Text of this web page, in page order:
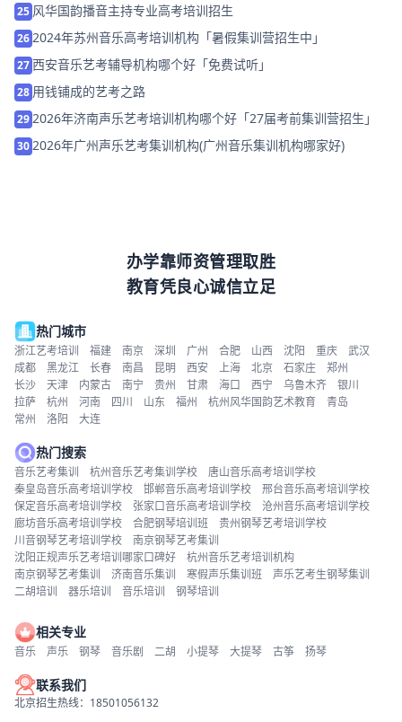
25 风华国韵播音主持专业高考培训招生
26 2024年苏州音乐高考培训机构「暑假集训营招生中」
27西安音乐艺考辅导机构哪个好「免费试听」
28 用钱铺成的艺考之路
29 2026年济南声乐艺考培训机构哪个好「27届考前集训营招生」
30 2026年广州声乐艺考集训机构(广州音乐集训机构哪家好)
办学靠师资管理取胜
教育凭良心诚信立足
热门城市
浙江艺考培训 福建 南京 深圳 广州 合肥 山西 沈阳 重庆
武汉
成都
黑龙江 长春 南昌 昆明 西安 上海 北京 石家庄
郑州
长沙
天津 内蒙古 南宁 贵州 甘肃 海口 西宁 乌鲁木齐
银川
拉萨
杭州 河南 四川 山东 福州 杭州风华国韵艺术教育
青岛
常州
洛阳 大连
热门搜索
音乐艺考集训 杭州音乐艺考集训学校
唐山音乐高考培训学校
秦皇岛音乐高考培训学校
邯郸音乐高考培训学校
邢台音乐高考培训学校
保定音乐高考培训学校
张家口音乐高考培训学校
沧州音乐高考培训学校
廊坊音乐高考培训学校
合肥钢琴培训班
贵州钢琴艺考培训学校
川音钢琴艺考培训学校
南京钢琴艺考集训
沈阳正规声乐艺考培训哪家口碑好
杭州音乐艺考培训机构
南京钢琴艺考集训
济南音乐集训 寒假声乐集训班
声乐艺考生钢琴集训
二胡培训
器乐培训 音乐培训 钢琴培训
相关专业
音乐 声乐 钢琴 音乐剧 二胡 小提琴 大提琴 古筝 扬琴
联系我们
北京招生热线：18501056132